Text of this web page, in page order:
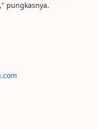
pungkasnya.